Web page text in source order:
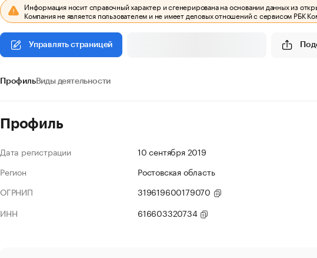
Информация носит справочный характер и сгенерирована на основании данных из
Компания не является пользователем и не имеет деловых отношений с сервисом РБК
Управлять страницей
ПрофильВиды деятельности
Профиль
Дата регистрации
10 сентября 2019
Регион
Ростовская область
ОГРНИП
319619600179070
ИНН
616603320734